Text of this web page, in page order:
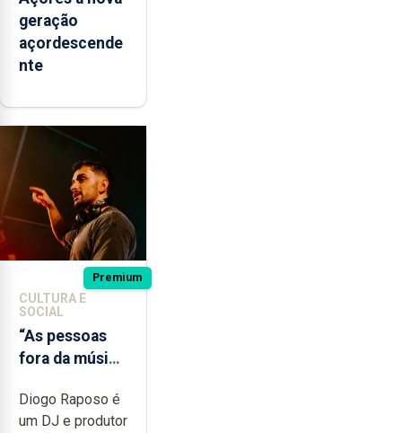
geração
açordescende
nte
Premium
CULTURA E
SOCIAL
“As pessoas
fora da música
noção do quão
difícil é
Diogo Raposo é
um DJ e produtor